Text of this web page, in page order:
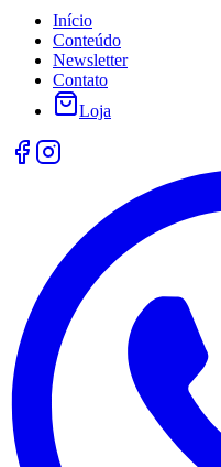
Início
Conteúdo
Newsletter
Contato
Loja